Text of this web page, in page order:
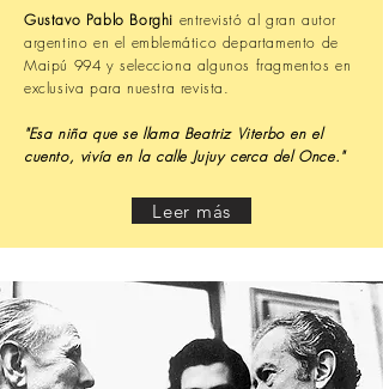
Gustavo Pablo Borghi entrevistó al gran autor
argentino en el emblemático departamento de
Maipú 994 y selecciona algunos fragmentos en
exclusiva para nuestra revista.
"Esa niña que se llama Beatriz Viterbo en el
cuento, vivía en la calle Jujuy cerca del Once."
Leer más